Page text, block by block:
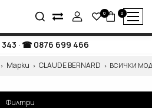
0 0
· 0876 699 466
Марки CLAUDE BERNARD ВСИЧКИ
Филтри